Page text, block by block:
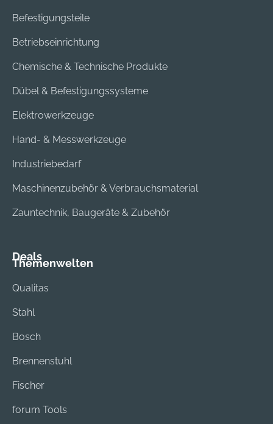
Befestigungsteile
Betriebseinrichtung
Chemische & Technische Produkte
Dübel & Befestigungssysteme
Elektrowerkzeuge
Hand- & Messwerkzeuge
Industriebedarf
Maschinenzubehör & Verbrauchsmaterial
Zauntechnik, Baugeräte & Zubehör
Deals
Themenwelten
Qualitas
Stahl
Bosch
Brennenstuhl
Fischer
forum Tools